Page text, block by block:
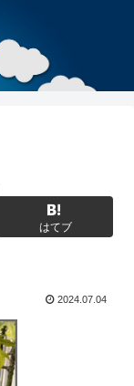
はてブ
2024.07.04